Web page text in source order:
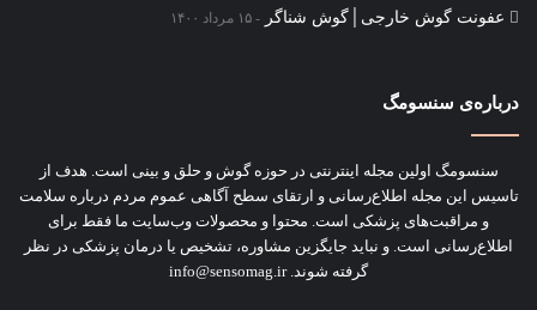
عفونت گوش خارجی│گوش شناگر ۱۵ مرداد ۱۴۰۰
درباره‌ی سنسومگ
سنسومگ اولین مجله اینترنتی در حوزه گوش و حلق و بینی است. هدف از
تاسیس این مجله اطلاع‌رسانی و ارتقای سطح آگاهی عموم مردم درباره سلامت
و مراقبت‌های پزشکی است. محتوا و محصولات وب‌سایت ما فقط برای
اطلاع‌رسانی است. و نباید جایگزین مشاوره‌، تشخیص یا درمان پزشکی در نظر
گرفته شوند. info@sensomag.ir